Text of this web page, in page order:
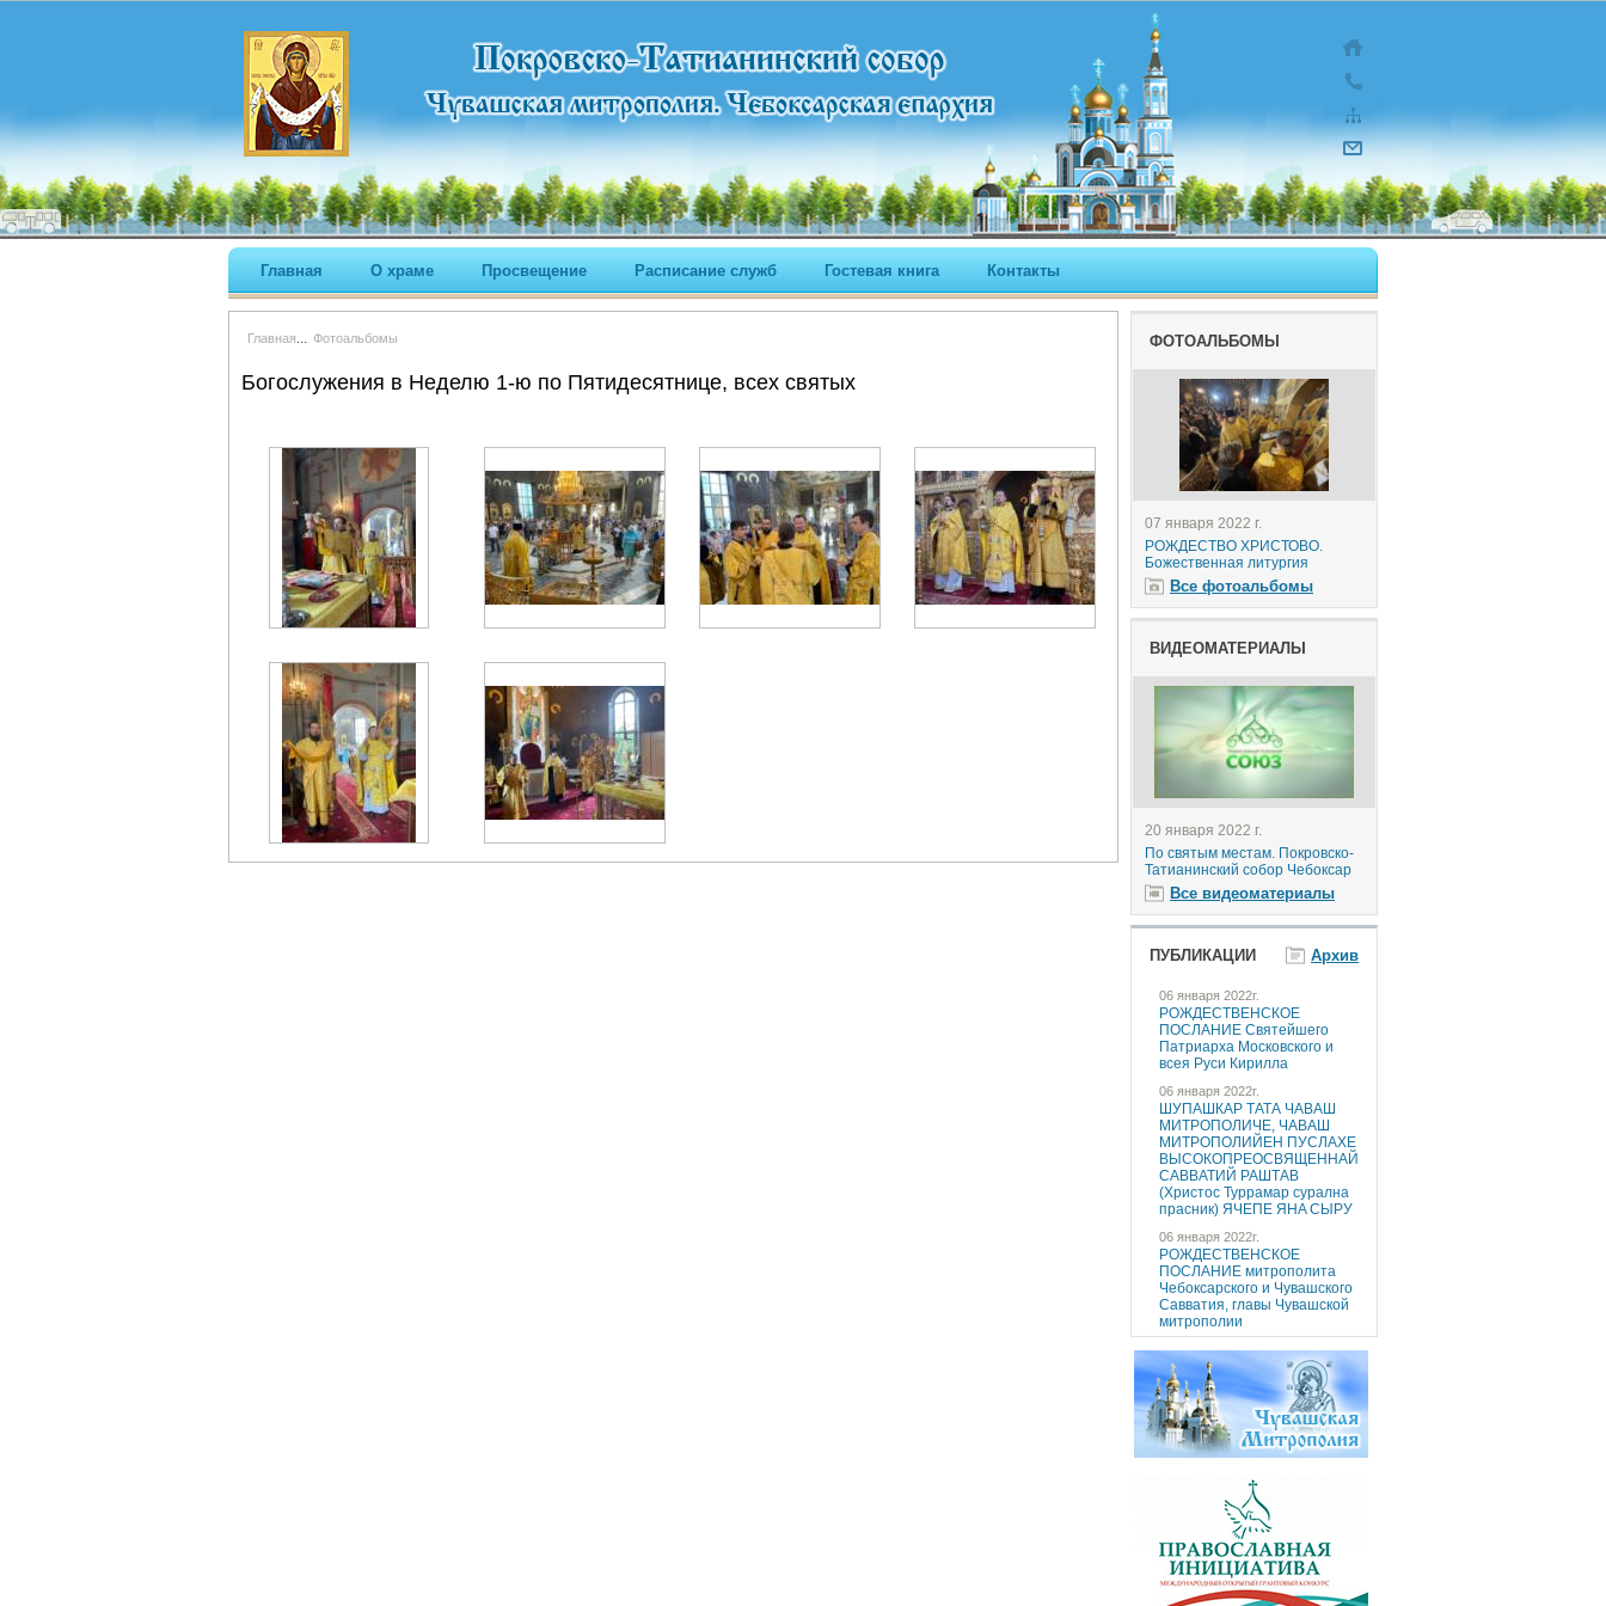
Главная О храме Просвещение Расписание служб Гостевая книга Контакты
Главная... Фотоальбомы
Богослужения в Неделю 1-ю по Пятидесятнице, всех святых
ФОТОАЛЬБОМЫ
07 января 2022 г.
РОЖДЕСТВО ХРИСТОВО.
Божественная литургия
Все фотоальбомы
ВИДЕОМАТЕРИАЛЫ
20 января 2022 г.
По святым местам. Покровско-
Татианинский собор Чебоксар
Все видеоматериалы
Архив
ПУБЛИКАЦИИ
06 января 2022г.
РОЖДЕСТВЕНСКОЕ
ПОСЛАНИЕ Святейшего
Патриарха Московского и
всея Руси Кирилла
06 января 2022г.
ШУПАШКАР ТАТА ЧAВАШ
МИТРОПОЛИЧE, ЧAВАШ
МИТРОПОЛИЙEН ПУCЛAХE
ВЫСОКОПРЕОСВЯЩЕННAЙ
САВВАТИЙ РАШТАВ
(Христос Туррaмaр cуралнa
праcник) ЯЧEПЕ ЯНA CЫРУ
06 января 2022г.
РОЖДЕСТВЕНСКОЕ
ПОСЛАНИЕ митрополита
Чебоксарского и Чувашского
Савватия, главы Чувашской
митрополии